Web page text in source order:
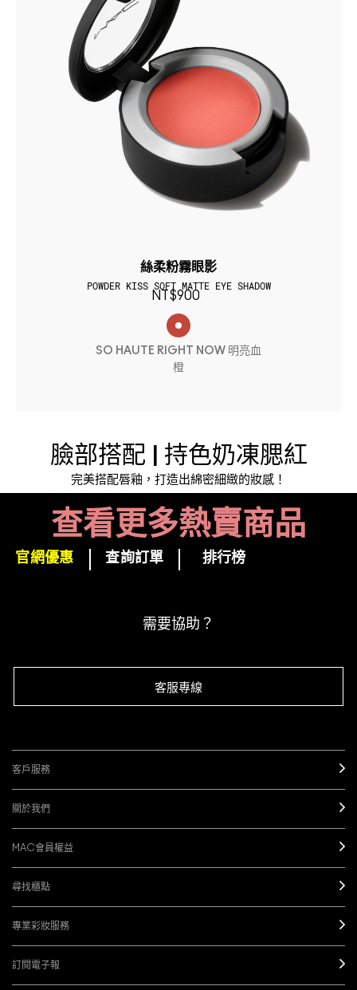
絲柔粉霧眼影
POWDER KISS SOFT MATTE EYE SHADOW
NT$900
SO HAUTE RIGHT NOW 明亮血
橙
臉部搭配 | 持色奶凍腮紅
完美搭配唇釉，打造出綿密細緻的妝感！
查看更多熱賣商品
下單即可挑選精美小贈品！
官網優惠 查詢訂單 排行榜
需要協助？
客服專線
客戶服務
關於我們
MAC會員權益
尋找櫃點
專業彩妝服務
訂閱電子報